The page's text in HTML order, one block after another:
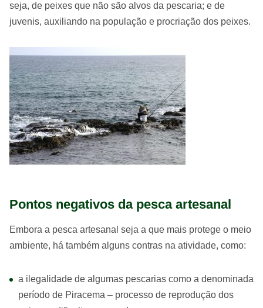
seja, de peixes que não são alvos da pescaria; e de
juvenis, auxiliando na população e procriação dos peixes.
Pontos negativos da pesca artesanal
Embora a pesca artesanal seja a que mais protege o meio
ambiente, há também alguns contras na atividade, como:
a ilegalidade de algumas pescarias como a denominada
período de Piracema – processo de reprodução dos